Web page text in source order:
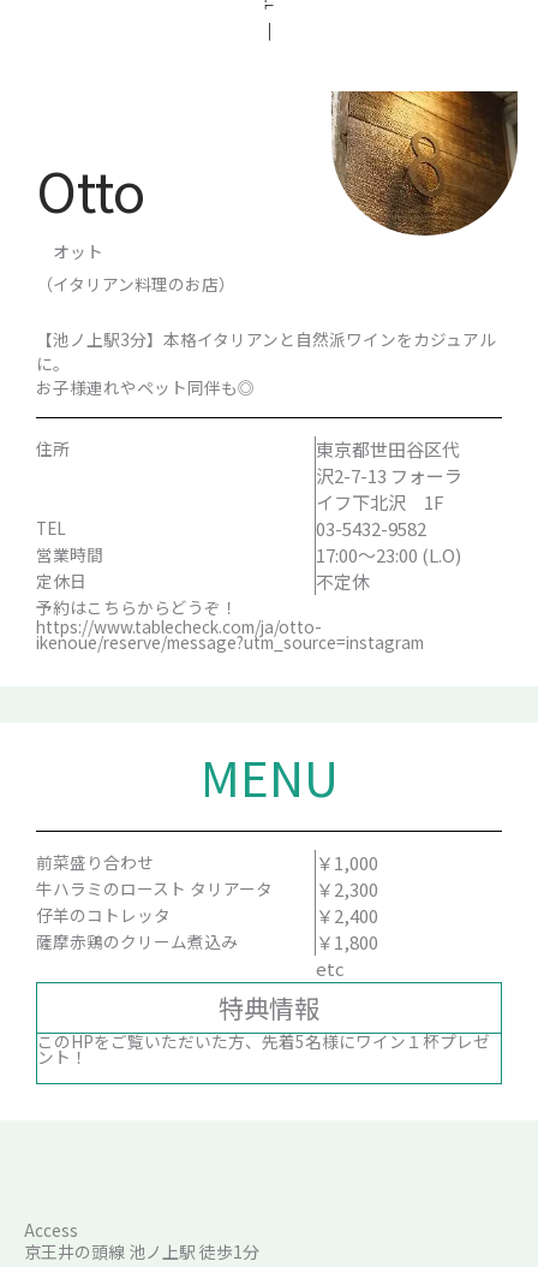
Otto
オット
（イタリアン料理のお店）
【池ノ上駅3分】本格イタリアンと自然派ワインをカジュアル
に。
お子様連れやペット同伴も◎
住所
東京都世田谷区代
沢2-7-13 フォーラ
イフ下北沢 1F
TEL 03-5432-9582
営業時間 17:00～23:00 (L.O)
定休日 不定休
予約はこちらからどうぞ！
https://www.tablecheck.com/ja/otto-
ikenoue/reserve/message?utm_source=instagram
MENU
前菜盛り合わせ ￥1,000
牛ハラミのロースト タリアータ ￥2,300
仔羊のコトレッタ ￥2,400
薩摩赤鶏のクリーム煮込み
￥1,800
etc
特典情報
このHPをご覧いただいた方、先着5名様にワイン１杯プレゼ
ント！
Access
京王井の頭線 池ノ上駅 徒歩1分